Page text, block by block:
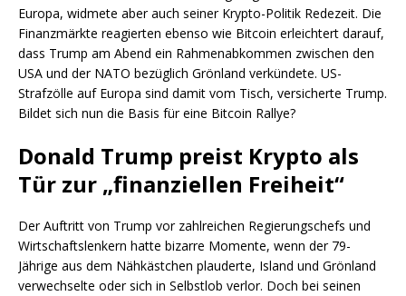
Europa, widmete aber auch seiner Krypto-Politik Redezeit. Die
Finanzmärkte reagierten ebenso wie Bitcoin erleichtert darauf,
dass Trump am Abend ein Rahmenabkommen zwischen den
USA und der NATO bezüglich Grönland verkündete. US-
Strafzölle auf Europa sind damit vom Tisch, versicherte Trump.
Bildet sich nun die Basis für eine Bitcoin Rallye?
Donald Trump preist Krypto als
Tür zur „finanziellen Freiheit“
Der Auftritt von Trump vor zahlreichen Regierungschefs und
Wirtschaftslenkern hatte bizarre Momente, wenn der 79-
Jährige aus dem Nähkästchen plauderte, Island und Grönland
verwechselte oder sich in Selbstlob verlor. Doch bei seinen